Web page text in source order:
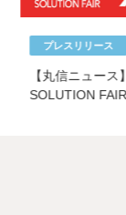
プレスリリース
【丸信ニュー
indeed実践テク